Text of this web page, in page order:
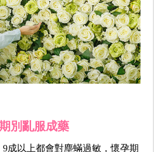
別亂服成藥
成以上都會對塵蟎過敏，懷孕期